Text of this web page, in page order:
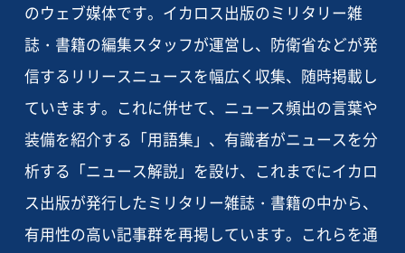
のウェブ媒体です。イカロス出版のミリタリー雑
誌・書籍の編集スタッフが運営し、防衛省などが発
信するリリースニュースを幅広く収集、随時掲載し
ていきます。これに併せて、ニュース頻出の言葉や
装備を紹介する「用語集」、有識者がニュースを分
析する「ニュース解説」を設け、これまでにイカロ
ス出版が発行したミリタリー雑誌・書籍の中から、
有用性の高い記事群を再掲しています。これらを通